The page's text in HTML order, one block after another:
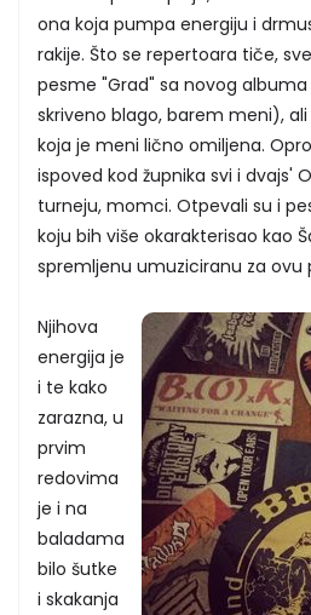
ona koja pumpa energiju i
rakije. Što se repertoara tiče,
pesme "Grad" sa novog
skriveno blago, barem meni), ali
koja je meni lično omiljena.
ispoved kod župnika svi i dvajs'
turneju, momci. Otpevali su i
koju bih više okarakterisao kao
spremljenu umuziciranu za ovu
Njihova
energija je
i te kako
zarazna, u
prvim
redovima
je i na
baladama
bilo šutke
i skakanja